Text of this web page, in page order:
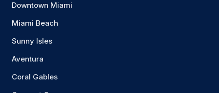
Downtown Miami
Miami Beach
Sunny Isles
Aventura
Coral Gables